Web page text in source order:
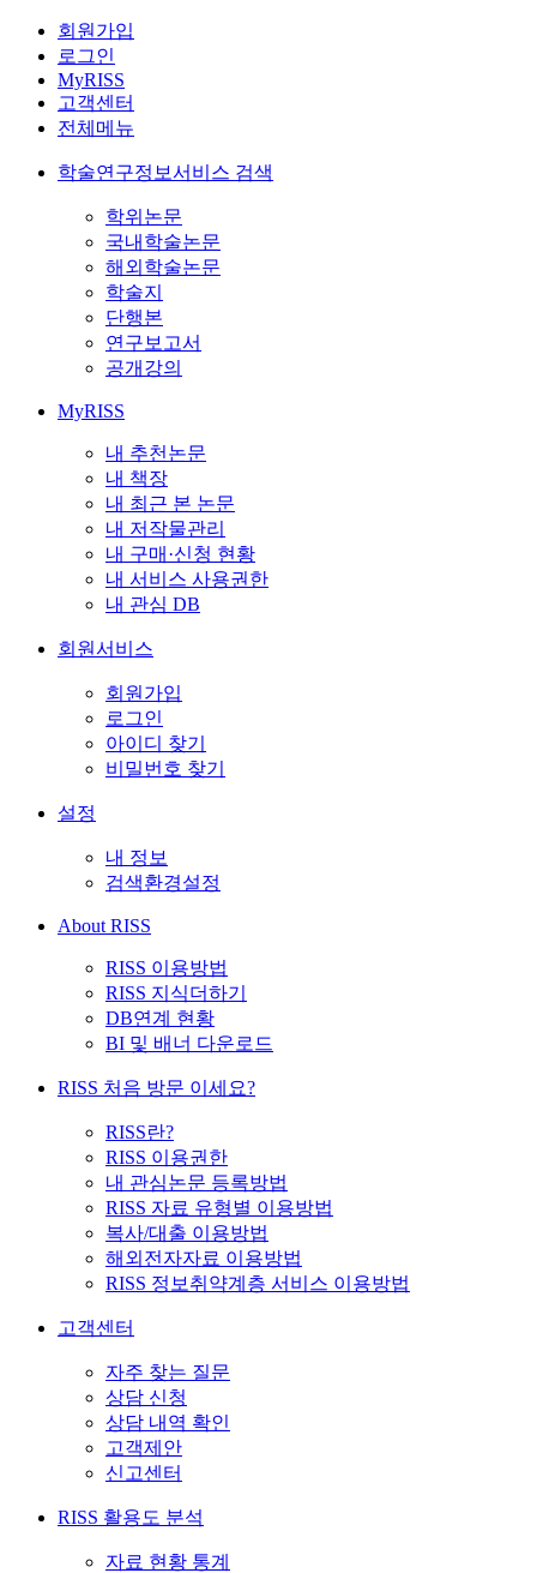
회원가입
로그인
MyRISS
고객센터
전체메뉴
학술연구정보서비스 검색
학위논문
국내학술논문
해외학술논문
학술지
단행본
연구보고서
공개강의
MyRISS
내 추천논문
내 책장
내 최근 본 논문
내 저작물관리
내 구매·신청 현황
내 서비스 사용권한
내 관심 DB
회원서비스
회원가입
로그인
아이디 찾기
비밀번호 찾기
설정
내 정보
검색환경설정
About RISS
RISS 이용방법
RISS 지식더하기
DB연계 현황
BI 및 배너 다운로드
RISS 처음 방문 이세요?
RISS란?
RISS 이용권한
내 관심논문 등록방법
RISS 자료 유형별 이용방법
복사/대출 이용방법
해외전자자료 이용방법
RISS 정보취약계층 서비스 이용방법
고객센터
자주 찾는 질문
상담 신청
상담 내역 확인
고객제안
신고센터
RISS 활용도 분석
자료 현황 통계